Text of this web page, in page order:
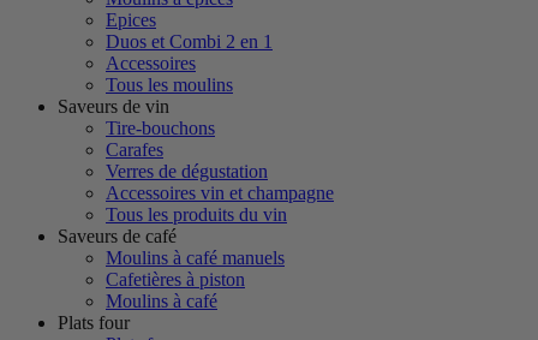
Epices
Duos et Combi 2 en 1
Accessoires
Tous les moulins
Saveurs de vin
Tire-bouchons
Carafes
Verres de dégustation
Accessoires vin et champagne
Tous les produits du vin
Saveurs de café
Moulins à café manuels
Cafetières à piston
Moulins à café
Plats four